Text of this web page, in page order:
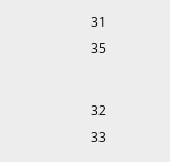
31
35
32
33